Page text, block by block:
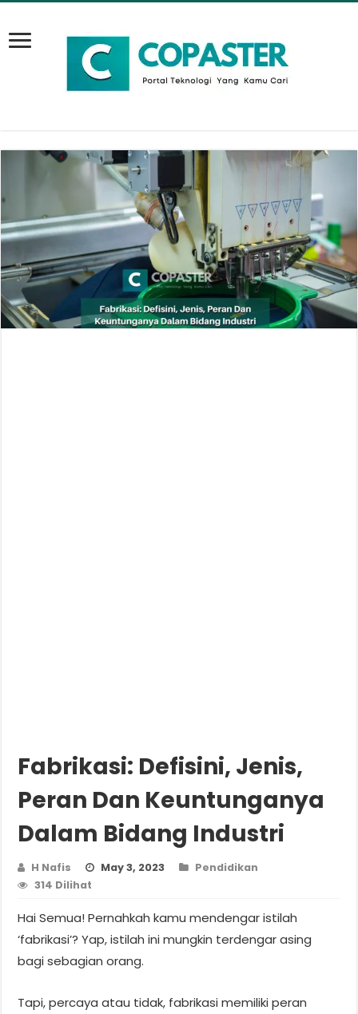
Fabrikasi: Defisini, Jenis,
Peran Dan Keuntunganya
Dalam Bidang Industri
H Nafis May 3, 2023
Pendidikan
314 Dilihat
Hai Semua! Pernahkah kamu mendengar istilah
‘fabrikasi’? Yap, istilah ini mungkin terdengar asing
bagi sebagian orang.
Tapi, percaya atau tidak, fabrikasi memiliki peran